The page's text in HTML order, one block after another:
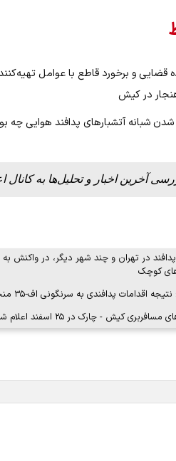
قضایی و برخورد قاطع با عوامل
در کیش
شبانه آتشبارهای پدافند هوایی چه
آخرین اخبار و تحلیل‌ها به کانال
در تهران و چند شهر دیگر، در واکنش
کوچک
اقدامات پدافندی به سرنگونی اف‑۳۵ منجر شد
کیش - چارک در ۲۵ اسفند اعلام شد